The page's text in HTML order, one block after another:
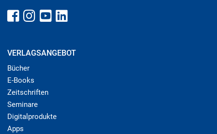
VERLAGSANGEBOT
Bücher
E-Books
Zeitschriften
Seminare
Digitalprodukte
Apps